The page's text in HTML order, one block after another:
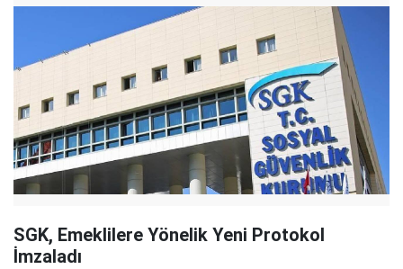
SGK, Emeklilere Yönelik Yeni Protokol
İmzaladı